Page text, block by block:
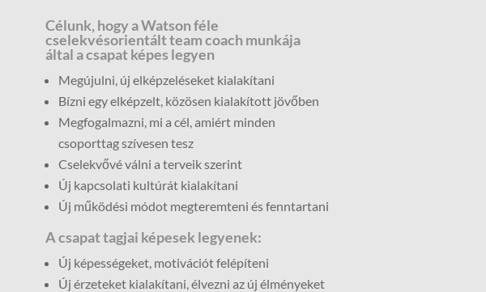
Célunk, hogy a Watson féle
cselekvésorientált team coach munkája
által a csapat képes legyen
Megújulni, új elképzeléseket kialakítani
Bízni egy elképzelt, közösen kialakított jövőben
Megfogalmazni, mi a cél, amiért minden
csoporttag szívesen tesz
Cselekvővé válni a terveik szerint
Új kapcsolati kultúrát kialakítani
Új működési módot megteremteni és fenntartani
A csapat tagjai képesek legyenek:
Új képességeket, motivációt felépíteni
Új érzeteket kialakítani, élvezni az új élményeket